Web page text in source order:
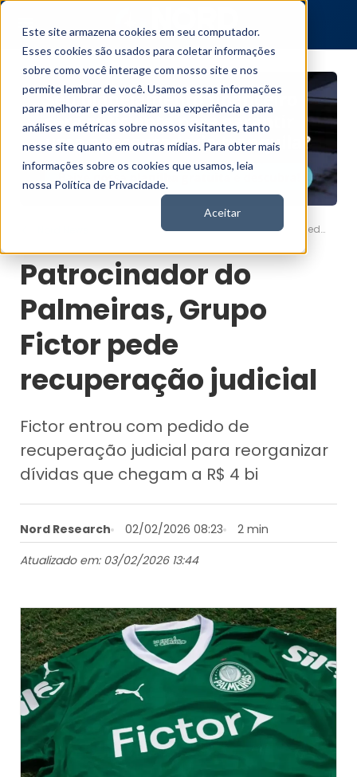
Este site armazena cookies em seu computador.
Esses cookies são usados para coletar informações
sobre como você interage com nosso site e nos
permite lembrar de você. Usamos essas informações
para melhorar e personalizar sua experiência e para
análises e métricas sobre nossos visitantes, tanto
nesse site quanto em outras mídias. Para obter mais
informações sobre os cookies que usamos, leia
nossa Política de Privacidade.
Aceitar
Patrocinador do Palmeiras, Grupo Fictor pede recuperação judicial
Patrocinador do
Palmeiras, Grupo
Fictor pede
recuperação judicial
Fictor entrou com pedido de
recuperação judicial para reorganizar
dívidas que chegam a R$ 4 bi
Nord Research 02/02/2026 08:23
2 min
Atualizado em: 03/02/2026 13:44